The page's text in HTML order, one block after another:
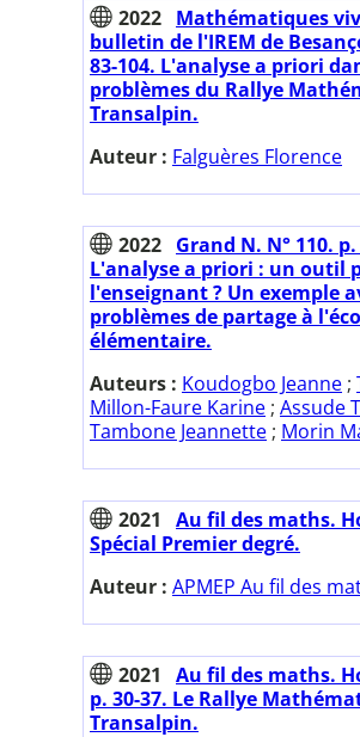
2022 Mathématiques
bulletin de l'IREM de
83-104. L'analyse a priori
problèmes du Rallye
Transalpin.
Auteur : Falguères Florence
2022 Grand N. N° 110. p.
L'analyse a priori : un outil
l'enseignant ? Un exemple
problèmes de partage à
élémentaire.
Auteurs : Koudogbo Jeanne ;
Millon-Faure Karine ; Assude
Tambone Jeannette ; Morin
2021
Au fil des maths.
Spécial Premier degré.
Auteur : APMEP Au fil des
2021
Au fil des maths.
p. 30-37. Le Rallye
Transalpin.